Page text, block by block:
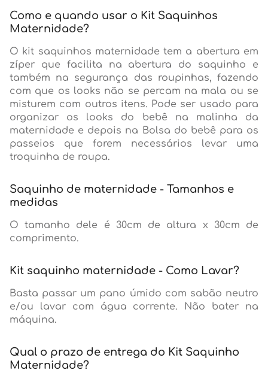
Como e quando usar o Kit Saquinhos
Maternidade?
O kit saquinhos maternidade tem a abertura em
zíper que facilita na abertura do saquinho e
também na segurança das roupinhas, fazendo
com que os looks não se percam na mala ou se
misturem com outros itens. Pode ser usado para
organizar os looks do bebê na malinha da
maternidade e depois na Bolsa do bebê para os
passeios que forem necessários levar uma
troquinha de roupa.
Saquinho de maternidade - Tamanhos e
medidas
O tamanho dele é 30cm de altura x 30cm de
comprimento.
Kit saquinho maternidade - Como Lavar?
Basta passar um pano úmido com sabão neutro
e/ou lavar com água corrente. Não bater na
máquina.
Qual o prazo de entrega do Kit Saquinho
Maternidade?